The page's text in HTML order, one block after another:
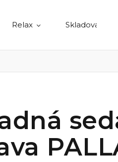
Relax Skladovanie